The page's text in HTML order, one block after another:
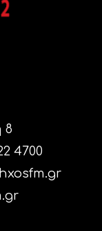
8
4700